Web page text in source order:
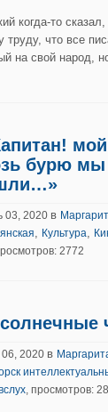
когда-то
труду, что все
на свой народ,
бурю мы
03, 2020 в
, Культура,
2772
2020 в
, просмотров: